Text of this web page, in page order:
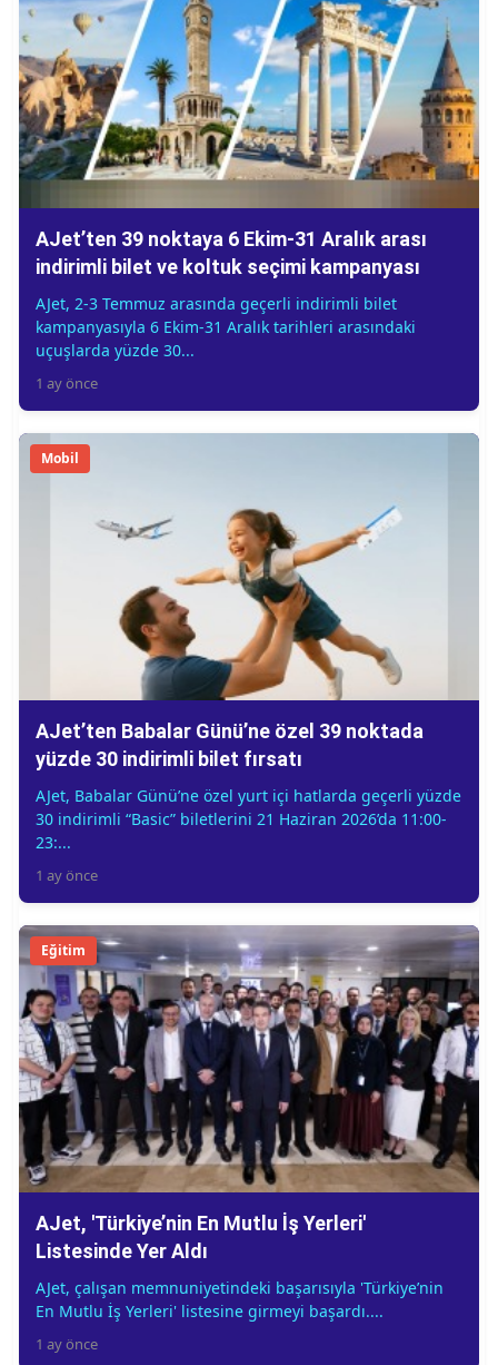
AJet’ten 39 noktaya 6 Ekim-31 Aralık arası
indirimli bilet ve koltuk seçimi kampanyası
AJet, 2-3 Temmuz arasında geçerli indirimli bilet
kampanyasıyla 6 Ekim-31 Aralık tarihleri arasındaki
uçuşlarda yüzde 30...
1 ay önce
Mobil
AJet’ten Babalar Günü’ne özel 39 noktada
yüzde 30 indirimli bilet fırsatı
AJet, Babalar Günü’ne özel yurt içi hatlarda geçerli yüzde
30 indirimli “Basic” biletlerini 21 Haziran 2026’da 11:00-
23:...
1 ay önce
Eğitim
AJet, 'Türkiye’nin En Mutlu İş Yerleri'
Listesinde Yer Aldı
AJet, çalışan memnuniyetindeki başarısıyla 'Türkiye’nin
En Mutlu İş Yerleri' listesine girmeyi başardı....
1 ay önce